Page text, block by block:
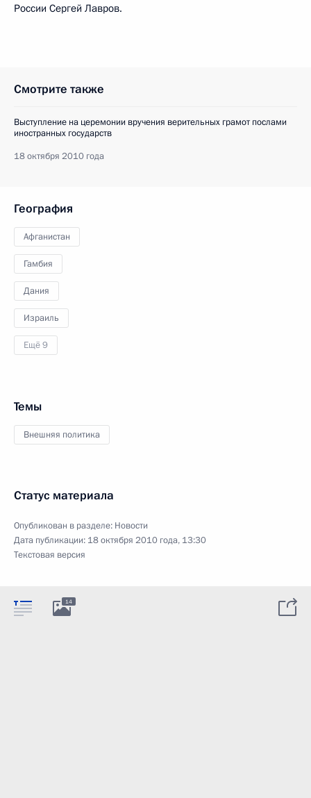
России Сергей Лавров.
Смотрите также
Выступление на церемонии вручения верительных грамот послами
иностранных государств
18 октября 2010 года
География
Афганистан
Гамбия
Дания
Израиль
Ещё 9
Темы
Внешняя политика
Статус материала
Опубликован в разделе: Новости
Дата публикации: 18 октября 2010 года, 13:30
Текстовая версия
14